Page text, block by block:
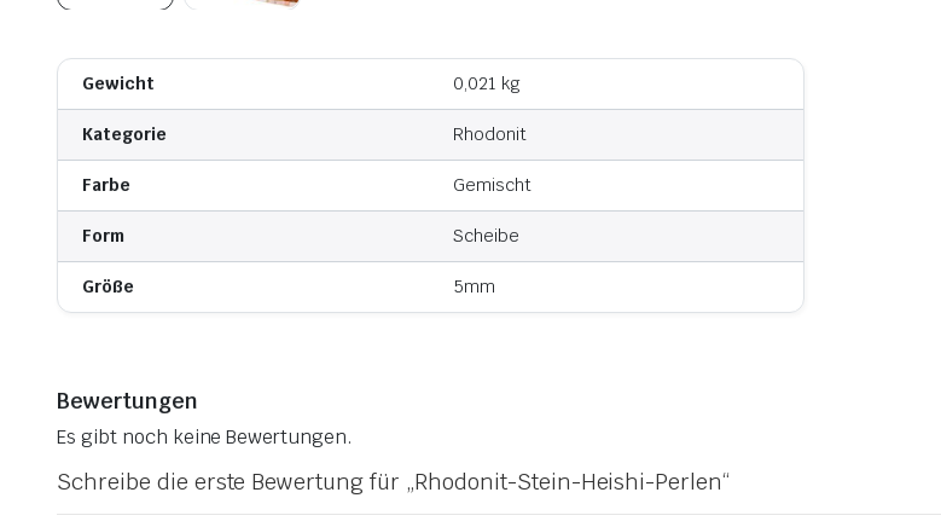
Gewicht 0,021 kg
Kategorie Rhodonit
Farbe Gemischt
Form Scheibe
Größe 5mm
Bewertungen
Es gibt noch keine Bewertungen.
Schreibe die erste Bewertung für „Rhodonit-Stein-Heishi-Perlen“